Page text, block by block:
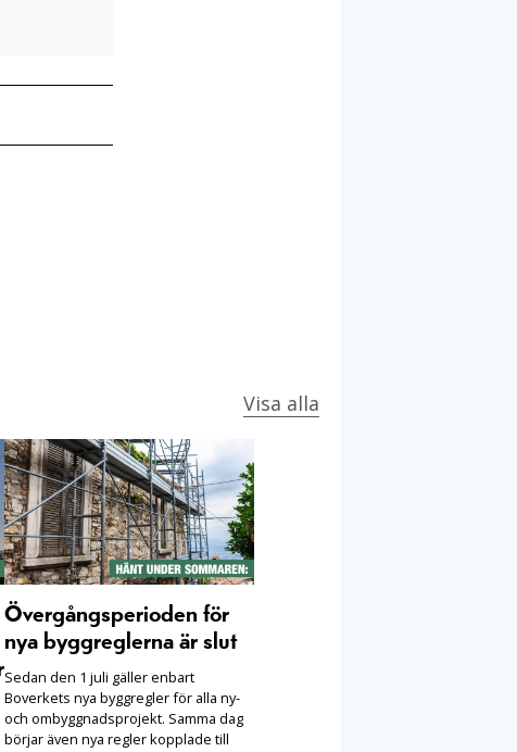
Visa alla
Övergångsperioden för
nya byggreglerna är slut
Sedan den 1 juli gäller enbart
Boverkets nya byggregler för alla ny-
och ombyggnadsprojekt. Samma dag
börjar även nya regler kopplade till